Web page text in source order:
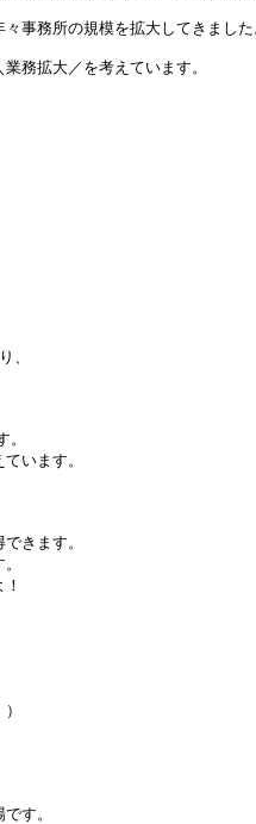
事務所の規模を拡大してきました
務拡大／を考えています。
、
います。
きます。
す。